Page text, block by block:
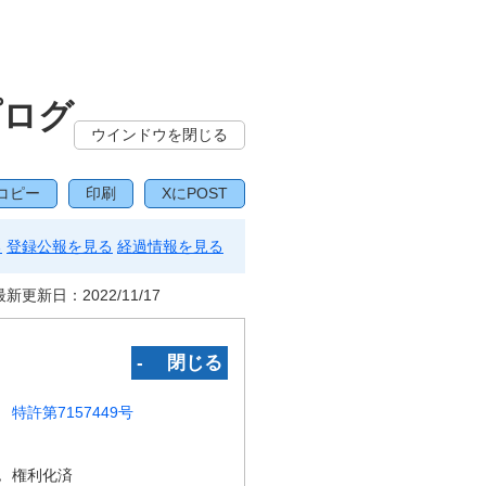
グ ウインドウを閉じる
ピー 印刷 XにPOST
登録公報を見る 経過情報を見る
更新日： 2022/11/17
‐ 閉じる
特許第7157449号
権利化済